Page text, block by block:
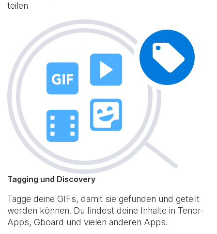
teilen
Tagging und Discovery
Tagge deine GIFs, damit sie gefunden und geteilt
werden können. Du findest deine Inhalte in Tenor-
Apps, Gboard und vielen anderen Apps.